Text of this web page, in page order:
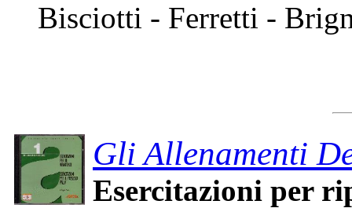
Bisciotti - Ferretti -
Gli Allenamenti
Esercitazioni per